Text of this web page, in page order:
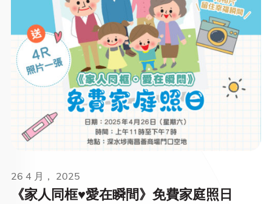
《家人同框♥️愛在瞬間》免費家庭照日
26 4 月， 2025